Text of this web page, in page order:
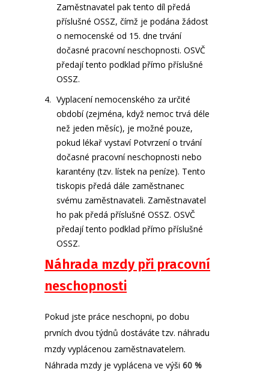
Zaměstnavatel pak tento díl předá
příslušné OSSZ, čímž je podána žádost
o nemocenské od 15. dne trvání
dočasné pracovní neschopnosti. OSVČ
předají tento podklad přímo příslušné
OSSZ.
Vyplacení nemocenského za určité
období (zejména, když nemoc trvá déle
než jeden měsíc), je možné pouze,
pokud lékař vystaví Potvrzení o trvání
dočasné pracovní neschopnosti nebo
karantény (tzv. lístek na peníze). Tento
tiskopis předá dále zaměstnanec
svému zaměstnavateli. Zaměstnavatel
ho pak předá příslušné OSSZ. OSVČ
předají tento podklad přímo příslušné
OSSZ.
Náhrada mzdy při pracovní
neschopnosti
Pokud jste práce neschopni, po dobu
prvních dvou týdnů dostáváte tzv. náhradu
mzdy vyplácenou zaměstnavatelem.
Náhrada mzdy je vyplácena ve výši 60 %